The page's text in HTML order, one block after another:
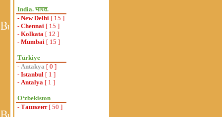
India. भारत.
- New Delhi [ 15 ]
- Chennai [ 15 ]
- Kolkata [ 12 ]
- Mumbai [ 15 ]
Türkiye
- Antakya [ 0 ]
- Istanbul [ 1 ]
- Antalya [ 1 ]
Oʻzbekiston
- Ташкент[ 50 ]